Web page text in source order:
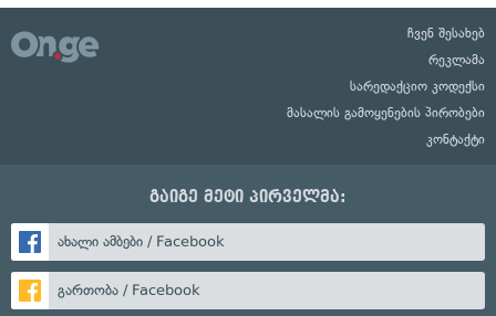
ჩვენ შესახებ
რეკლამა
სარედაქციო კოდექსი
მასალის გამოყენების პირობები
კონტაქტი
გაიგე მეტი პირველმა:
ახალი ამბები / Facebook
გართობა / Facebook